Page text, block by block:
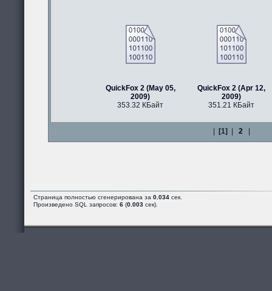
QuickFox 2 (May 05,
2009)
353.32 КБайт
QuickFox 2 (Apr 12,
2009)
351.21 КБайт
[1] 2
Страница полностью сгенерирована за 0.034 сек.
Произведено SQL запросов: 6 (0.003 сек).